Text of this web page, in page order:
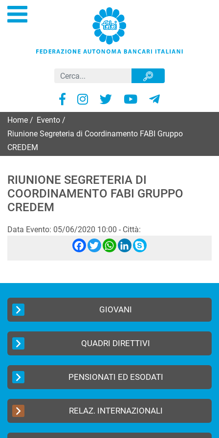
Home Evento
Riunione Segreteria di Coordinamento FABI Gruppo
CREDEM
RIUNIONE SEGRETERIA DI
COORDINAMENTO FABI GRUPPO
CREDEM
Data Evento: 05/06/2020 10:00 - Città:
Facebook
Twitter
WhatsApp
LinkedIn
Skype
GIOVANI
QUADRI DIRETTIVI
PENSIONATI ED ESODATI
RELAZ. INTERNAZIONALI